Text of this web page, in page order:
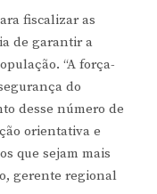
fiscalizar as
de garantir a
“A força-
do
desse número de
orientativa e
que sejam mais
gerente regional